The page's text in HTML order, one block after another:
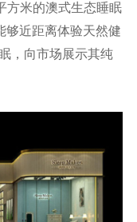
方米的澳式生态睡眠
够近距离体验天然健
，向市场展示其纯